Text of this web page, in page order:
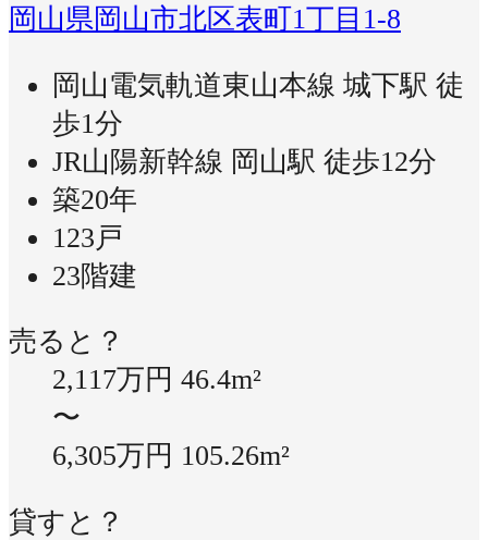
岡山県岡山市北区表町1丁目1-8
岡山電気軌道東山本線 城下駅 徒
歩1分
JR山陽新幹線 岡山駅 徒歩12分
築20年
123戸
23階建
売ると？
2,117万円 46.4m²
〜
6,305万円 105.26m²
貸すと？